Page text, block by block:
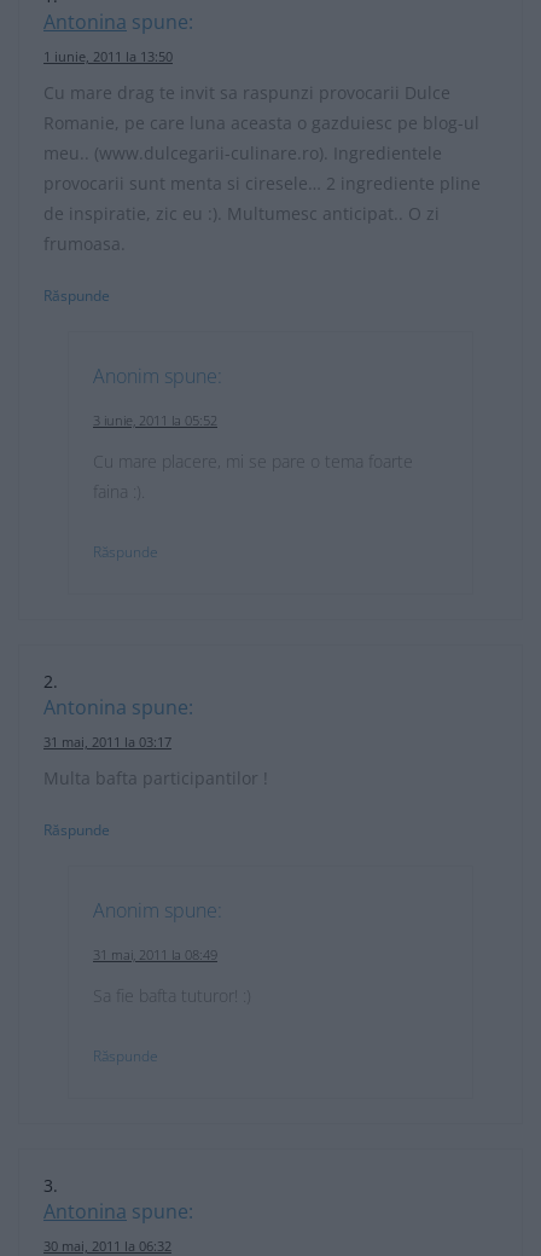
Antonina spune:
1 iunie, 2011 la 13:50
Cu mare drag te invit sa raspunzi provocarii Dulce
Romanie, pe care luna aceasta o gazduiesc pe blog-ul
meu.. (www.dulcegarii-culinare.ro). Ingredientele
provocarii sunt menta si ciresele… 2 ingrediente pline
de inspiratie, zic eu :). Multumesc anticipat.. O zi
frumoasa.
Răspunde
Anonim spune:
3 iunie, 2011 la 05:52
Cu mare placere, mi se pare o tema foarte
faina :).
Răspunde
Antonina spune:
31 mai, 2011 la 03:17
Multa bafta participantilor !
Răspunde
Anonim spune:
31 mai, 2011 la 08:49
Sa fie bafta tuturor! :)
Răspunde
Antonina spune:
30 mai, 2011 la 06:32